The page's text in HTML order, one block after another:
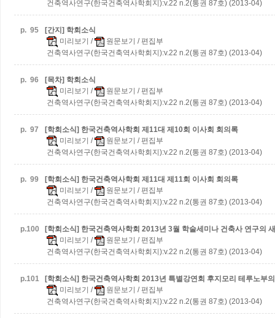
건축역사연구(한국건축역사학회지):v.22 n.2(통권 87호) (2013-04)
p. 95
[간지] 학회소식
미리보기 / 원문보기 / 편집부
건축역사연구(한국건축역사학회지):v.22 n.2(통권 87호) (2013-04)
p. 96
[목차] 학회소식
미리보기 / 원문보기 / 편집부
건축역사연구(한국건축역사학회지):v.22 n.2(통권 87호) (2013-04)
p. 97
[학회소식] 한국건축역사학회 제11대 제10회 이사회 회의록
미리보기 / 원문보기 / 편집부
건축역사연구(한국건축역사학회지):v.22 n.2(통권 87호) (2013-04)
p. 99
[학회소식] 한국건축역사학회 제11대 제11회 이사회 회의록
미리보기 / 원문보기 / 편집부
건축역사연구(한국건축역사학회지):v.22 n.2(통권 87호) (2013-04)
p.100 [학회소식] 한국건축역사학회 2013년 3월 학술세미나 건축사 연구의
미리보기 / 원문보기 / 편집부
건축역사연구(한국건축역사학회지):v.22 n.2(통권 87호) (2013-04)
p.101 [학회소식] 한국건축역사학회 2013년 특별강연회 후지모리 테루노부
미리보기 / 원문보기 / 편집부
건축역사연구(한국건축역사학회지):v.22 n.2(통권 87호) (2013-04)